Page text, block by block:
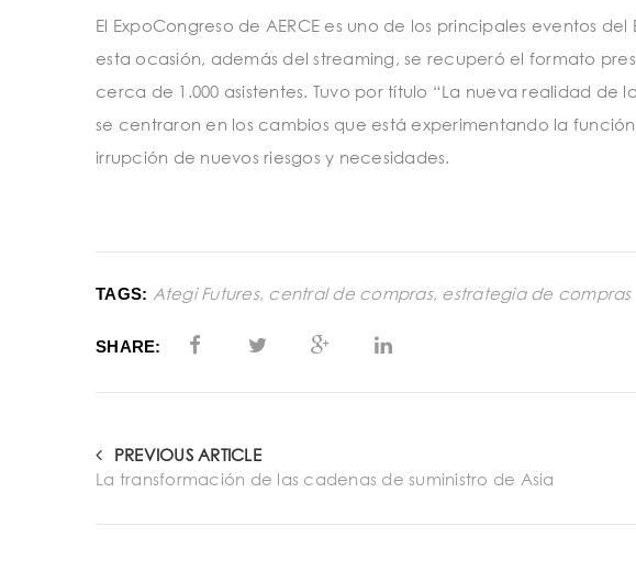
El ExpoCongreso de AERCE es uno de los principales eventos
esta ocasión, además del streaming, se recuperó el formato
cerca de 1.000 asistentes. Tuvo por título “La nueva realidad de
se centraron en los cambios que está experimentando la
irrupción de nuevos riesgos y necesidades.
TAGS: Ategi Futures, central de compras, estrategia de compras
SHARE:
PREVIOUS ARTICLE
La transformación de las cadenas de suministro de Asia